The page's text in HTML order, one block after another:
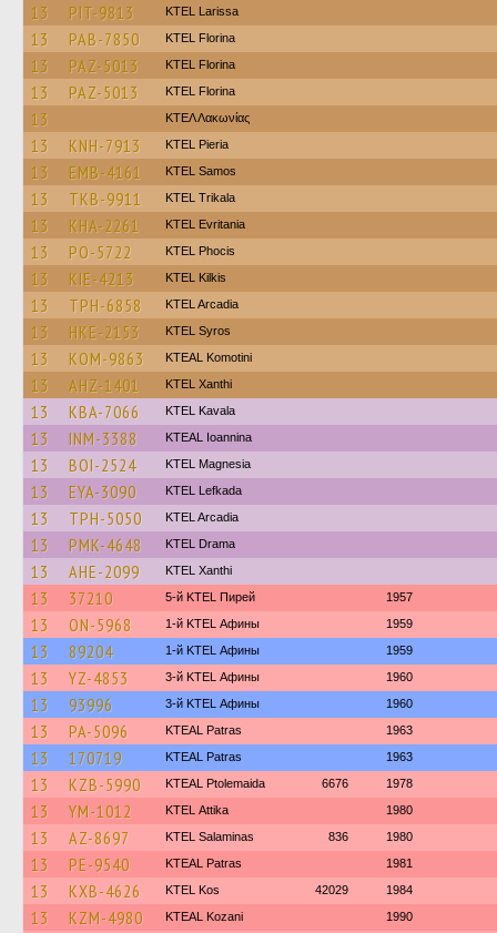
13 PIT-9813 KTEL Larissa
13 PAB-7850 KTEL Florina
13 PAZ-5013 KTEL Florina
13 PAZ-5013 KTEL Florina
13 ΚΤΕΛ Λακωνίας
13 KNH-7913 KTEL Pieria
13 EMB-4161 KTEL Samos
13 TKB-9911 ΚΤΕL Τrikala
13 KHA-2261 ΚΤΕL Evritania
13 PO-5722 ΚΤΕL Phocis
13 KIE-4213 KTEL Kilkis
13 TPH-6858 KTEL Arcadia
13 HKE-2153 KTEL Syros
13 KOM-9863 KTEAL Komotini
13 AHZ-1401 KTEL Xanthi
13 KBA-7066 KTEL Kavala
13 INM-3388 KTEAL Ioannina
13 BOI-2524 ΚΤΕL Magnesia
13 EYA-3090 KTEL Lefkada
13 TPH-5050 KTEL Arcadia
13 PMK-4648 KTEL Drama
13 AHE-2099 KTEL Xanthi
13 37210 5-й KTEL Пирей 1957
13 ON-5968 1-й KTEL Афины 1959
13 89204 1-й KTEL Афины 1959
13 YZ-4853 3-й KTEL Афины 1960
13 93996 3-й KTEL Афины 1960
13 PA-5096 KTEAL Patras 1963
13 170719 KTEAL Patras 1963
13 KZB-5990 KTEAL Ptolemaida 6676 1978
13 YM-1012 KΤΕL Αttika 1980
13 AZ-8697 KTEL Salaminas 836 1980
13 PE-9540 KTEAL Patras 1981
13 KXB-4626 KTEL Kos 42029 1984
13 KZM-4980 KTEAL Kozani 1990